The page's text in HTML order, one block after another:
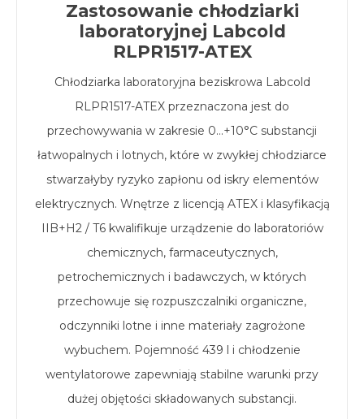
Zastosowanie chłodziarki
laboratoryjnej Labcold
RLPR1517-ATEX
Chłodziarka laboratoryjna beziskrowa Labcold
RLPR1517-ATEX przeznaczona jest do
przechowywania w zakresie 0…+10°C substancji
łatwopalnych i lotnych, które w zwykłej chłodziarce
stwarzałyby ryzyko zapłonu od iskry elementów
elektrycznych. Wnętrze z licencją ATEX i klasyfikacją
IIB+H2 / T6 kwalifikuje urządzenie do laboratoriów
chemicznych, farmaceutycznych,
petrochemicznych i badawczych, w których
przechowuje się rozpuszczalniki organiczne,
odczynniki lotne i inne materiały zagrożone
wybuchem. Pojemność 439 l i chłodzenie
wentylatorowe zapewniają stabilne warunki przy
dużej objętości składowanych substancji.